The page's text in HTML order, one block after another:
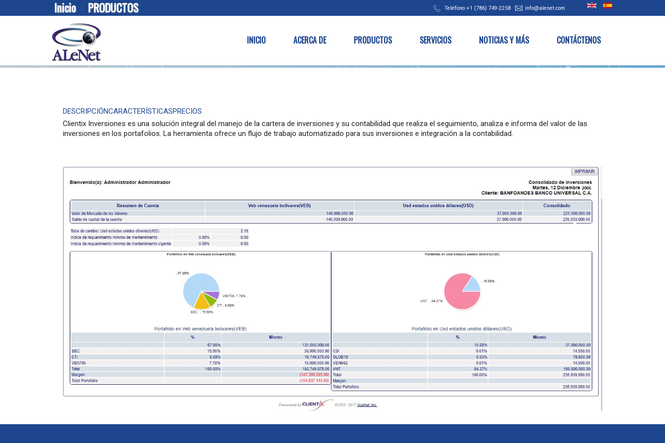
Teléfono:+1 (786) 749-2258 info@alenet.com
INICIO ACERCA DE PRODUCTOS SERVICIOS NOTICIAS Y MÁS CONTÁCTENOS
Inicio PRODUCTOS
Clientix INVERSIONES
DESCRIPCIÓNCARACTERÍSTICASPRECIOS
Clientix Inversiones es una solución integral del manejo de la cartera de inversiones y su contabilidad que realiza el seguimiento, analiza e informa del valor de las
inversiones en los portafolios. La herramienta ofrece un flujo de trabajo automatizado para sus inversiones e integración a la contabilidad.